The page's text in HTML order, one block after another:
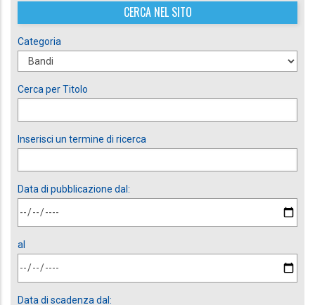
CERCA NEL SITO
Categoria
Cerca per Titolo
Inserisci un termine di ricerca
Data di pubblicazione dal:
al
Data di scadenza dal: